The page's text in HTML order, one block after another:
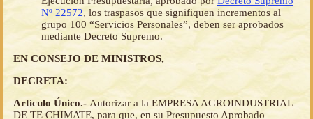
Nº 22572, los traspasos que signifiquen incrementos al
grupo 100 “Servicios Personales”, deben ser aprobados
mediante Decreto Supremo.
EN CONSEJO DE MINISTROS,
DECRETA:
Artículo Único.- Autorizar a la EMPRESA AGROINDUSTRIAL
DE TE CHIMATE, para que, en su Presupuesto Aprobado